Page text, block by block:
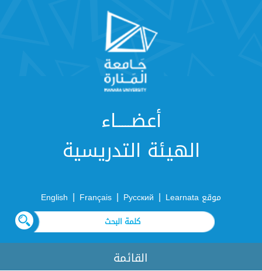
أعضـــــاء
الهيئة التدريسية
موقع Learnata |
Русский
|
Français
|
English
القائمة